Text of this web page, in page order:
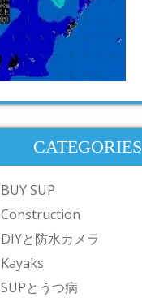
CATEGORIES
BUY SUP
Construction
DIYと防水カメラ
Kayaks
SUPとうつ病